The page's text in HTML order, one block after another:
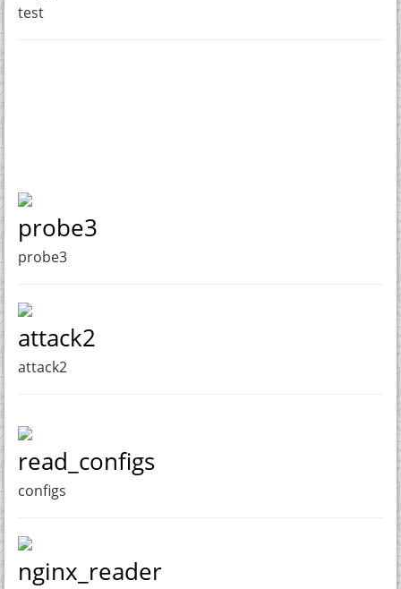
test
probe3
probe3
attack2
attack2
read_configs
configs
nginx_reader